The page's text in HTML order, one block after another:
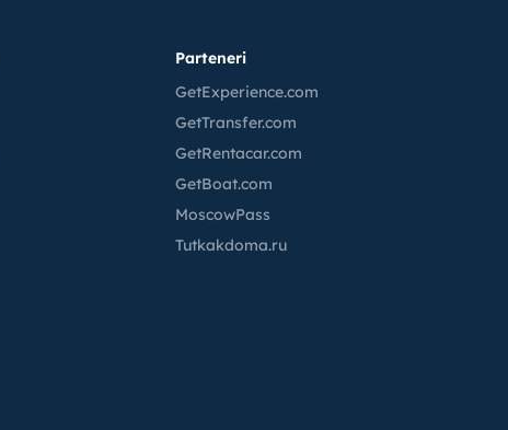
Parteneri
GetExperience.com
GetTransfer.com
GetRentacar.com
GetBoat.com
MoscowPass
Tutkakdoma.ru